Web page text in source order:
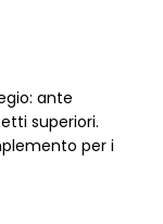
ante
superiori.
per i